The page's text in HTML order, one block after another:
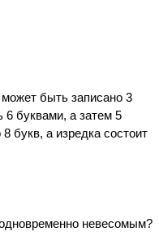
быть записано 3
буквами, а затем 5
букв, а изредка состоит
невесомым?